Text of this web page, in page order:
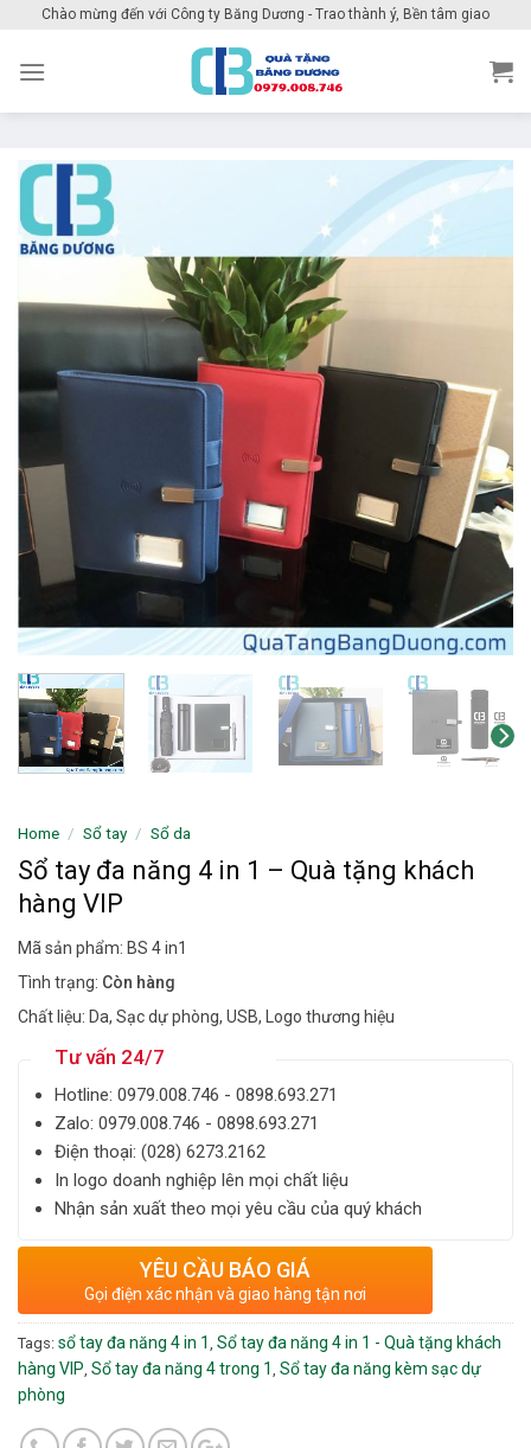
content
Chào mừng đến với Công ty Băng Dương - Trao thành ý, Bền tâm giao
Home / Sổ tay / Sổ da
Sổ tay đa năng 4 in 1 – Quà tặng khách
hàng VIP
Mã sản phẩm: BS 4 in1
Tình trạng: Còn hàng
Chất liệu: Da, Sạc dự phòng, USB, Logo thương hiệu
Tư vấn 24/7
Hotline: ‎0979.008.746 - 0898.693.271
Zalo: ‎‎0979.008.746 - 0898.693.271
Điện thoại: ‎(028) 6273.2162
In logo doanh nghiệp lên mọi chất liệu
Nhận sản xuất theo mọi yêu cầu của quý khách
YÊU CẦU BÁO GIÁ
Gọi điện xác nhận và giao hàng tận nơi
Tags: sổ tay đa năng 4 in 1 Sổ tay đa năng 4 in 1 - Quà tặng khách
hàng VIP Sổ tay đa năng 4 trong 1 Sổ tay đa năng kèm sạc dự
phòng